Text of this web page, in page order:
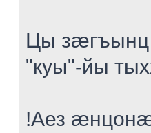
Цы
"куы"-йы
!Аез